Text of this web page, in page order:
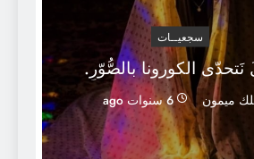
سجعيــات
نَتحدّى الكورونا بالصُّوّرِ.
ميمون 6 سنوات ago